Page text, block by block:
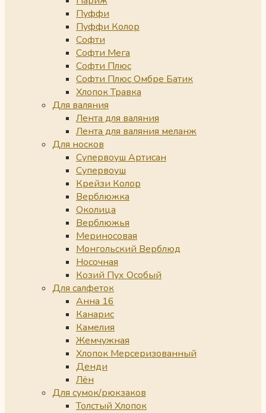
Пуффи
Пуффи Колор
Софти
Софти Мега
Софти Плюс
Софти Плюс Омбре Батик
Хлопок Травка
Для валяния
Лента для валяния
Лента для валяния меланж
Для носков
Супервоуш Артисан
Супервоуш
Крейзи Колор
Верблюжка
Околица
Верблюжья
Мериносовая
Монгольский Верблюд
Носочная
Козий Пух Особый
Для салфеток
Анна 16
Канарис
Камелия
Жемчужная
Хлопок Мерсеризованный
Денди
Лён
Для сумок/рюкзаков
Толстый Хлопок